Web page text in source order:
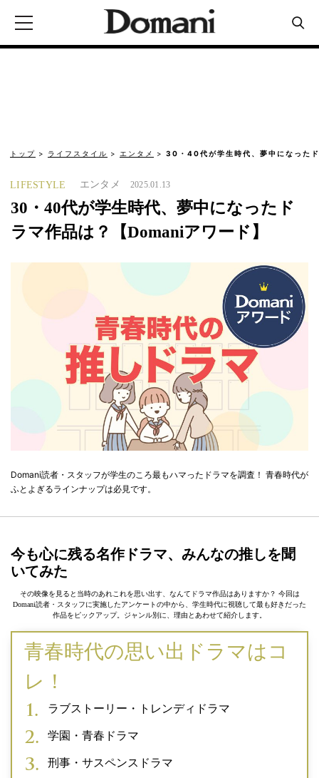
トップ ライフスタイル エンタメ 30・40代が学生時代、夢中になった
LIFESTYLE エンタメ 2025.01.13
30・40代が学生時代、夢中になったド
ラマ作品は？【Domaniアワード】
Domani読者・スタッフが学生のころ最もハマったドラマを調査！ 青春時代が
ふとよぎるラインナップは必見です。
今も心に残る名作ドラマ、みんなの推しを聞
いてみた
その映像を見ると当時のあれこれを思い出す、なんてドラマ作品はありますか？ 今回は
Domani読者・スタッフに実施したアンケートの中から、学生時代に視聴して最も好きだった
作品をピックアップ。ジャンル別に、理由とあわせて紹介します。
青春時代の思い出ドラマはコ
レ！
ラブストーリー・トレンディドラマ
学園・青春ドラマ
刑事・サスペンスドラマ